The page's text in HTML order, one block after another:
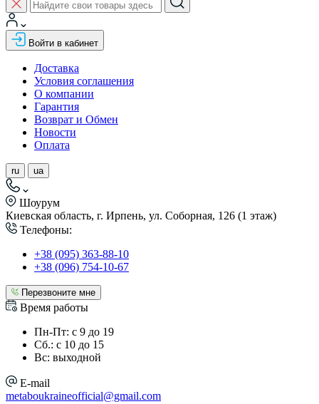
Войти в кабинет
Доставка
Условия соглашения
О компании
Гарантия
Возврат и Обмен
Новости
Оплата
ru ua
Шоурум
Киевская область, г. Ирпень, ул. Соборная, 126 (1 этаж)
Телефоны:
+38 (095) 363-88-10
+38 (096) 754-10-67
Перезвоните мне
Время работы
Пн-Пт: с 9 до 19
Сб.: с 10 до 15
Вс: выходной
E-mail
metaboukraineofficial@gmail.com